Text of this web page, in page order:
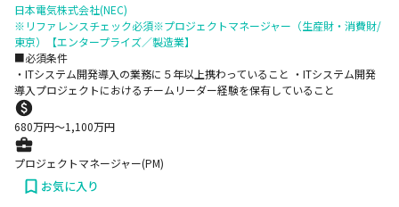
日本電気株式会社(NEC)
※リファレンスチェック必須※プロジェクトマネージャー（生産財・消費財/
東京）【エンタープライズ／製造業】
■必須条件
・ITシステム開発導入の業務に５年以上携わっていること ・ITシステム開発
導入プロジェクトにおけるチームリーダー経験を保有していること
680万円〜1,100万円
プロジェクトマネージャー(PM)
お気に入り